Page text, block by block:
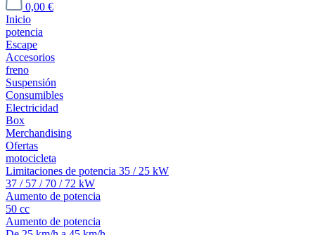
0,00 €
Inicio
potencia
Escape
Accesorios
freno
Suspensión
Consumibles
Electricidad
Box
Merchandising
Ofertas
motocicleta
Limitaciones de potencia 35 / 25 kW
37 / 57 / 70 / 72 kW
Aumento de potencia
50 cc
Aumento de potencia